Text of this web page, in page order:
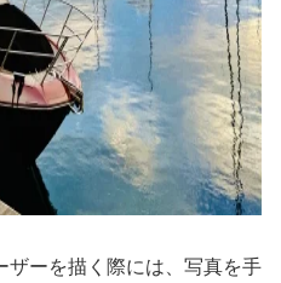
ーを描く際には、写真を手